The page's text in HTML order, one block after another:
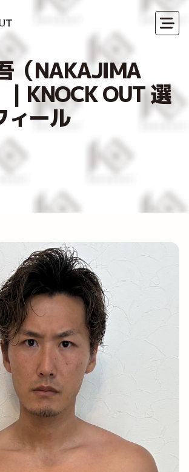
（NAKAJIMA
KNOCK OUT 選
ィール